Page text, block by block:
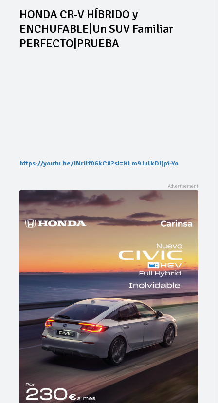
HONDA CR-V HÍBRIDO y
ENCHUFABLE|Un SUV Familiar
PERFECTO|PRUEBA
https://youtu.be/JNrIlf06kC8?si=KLm9JulkDljpi-Yo